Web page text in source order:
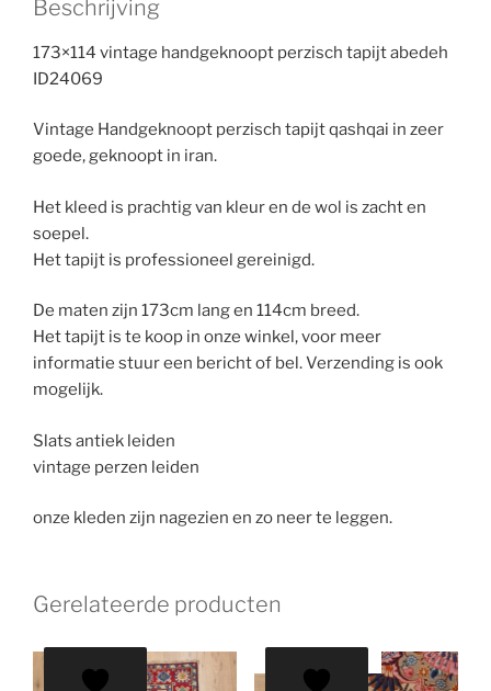
Beschrijving
173×114 vintage handgeknoopt perzisch tapijt abedeh
ID24069
Vintage Handgeknoopt perzisch tapijt qashqai in zeer
goede, geknoopt in iran.
Het kleed is prachtig van kleur en de wol is zacht en
soepel.
Het tapijt is professioneel gereinigd.
De maten zijn 173cm lang en 114cm breed.
Het tapijt is te koop in onze winkel, voor meer
informatie stuur een bericht of bel. Verzending is ook
mogelijk.
Slats antiek leiden
vintage perzen leiden
onze kleden zijn nagezien en zo neer te leggen.
Gerelateerde producten
AANBIEDING!